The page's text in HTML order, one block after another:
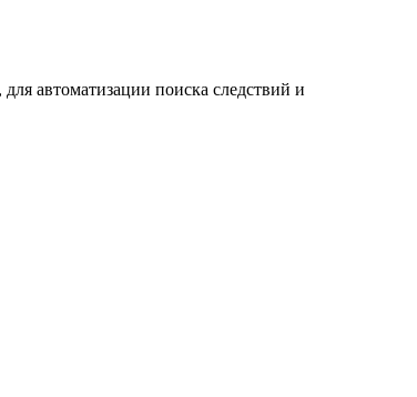
автоматизации поиска следствий и